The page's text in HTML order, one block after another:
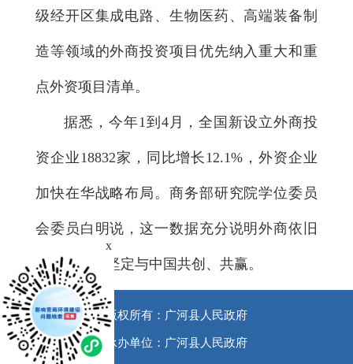
级经开区集成电路、生物医药、高端装备制
造等领域的外商投资项目优先纳入重大和重
点外资项目清单。
据悉，今年1到4月，全国新设立外商投
资企业18832家，同比增长12.1%，外资企业
加快在华战略布局。商务部研究院学位委员
会委员白明说，这一数据充分说明外商依旧
看好中国，坚定与中国共创、共赢。
版权所有：广河县人民政府
承办单位：广河县人民政府
x